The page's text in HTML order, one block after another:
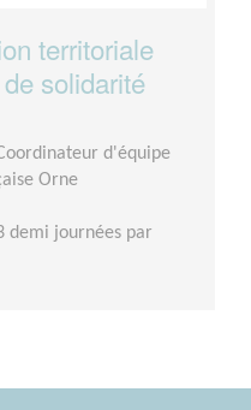
territoriale
solidarité
d'équipe
Orne
demi journées par